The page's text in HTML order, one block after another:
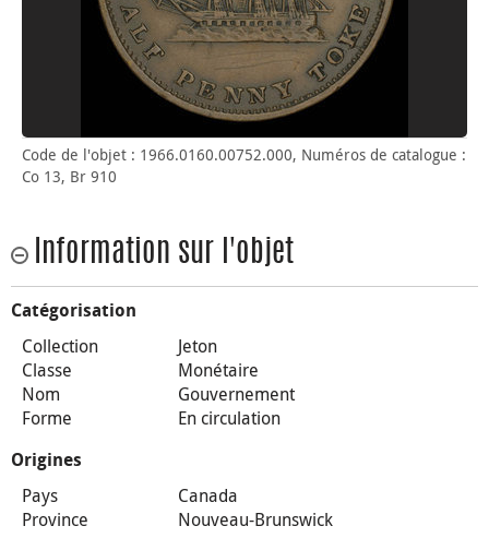
Code de l'objet : 1966.0160.00752.000, Numéros de catalogue :
Co 13, Br 910
Information sur l'objet
Catégorisation
Collection
Jeton
Classe
Monétaire
Nom
Gouvernement
Forme
En circulation
Origines
Pays
Canada
Province
Nouveau-Brunswick